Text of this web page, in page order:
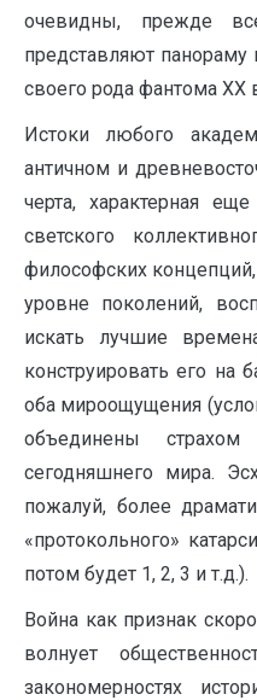
очевидны, прежде
представляют панораму
своего рода фантома XX
Истоки любого
античном и
черта, характерная
светского
философских концепций,
уровне поколений,
искать лучшие
конструировать его на
оба мироощущения
объединены
сегодняшнего мира.
пожалуй, более
«протокольного»
потом будет 1, 2, 3 и т.д.).
Война как признак
волнует
закономерностях